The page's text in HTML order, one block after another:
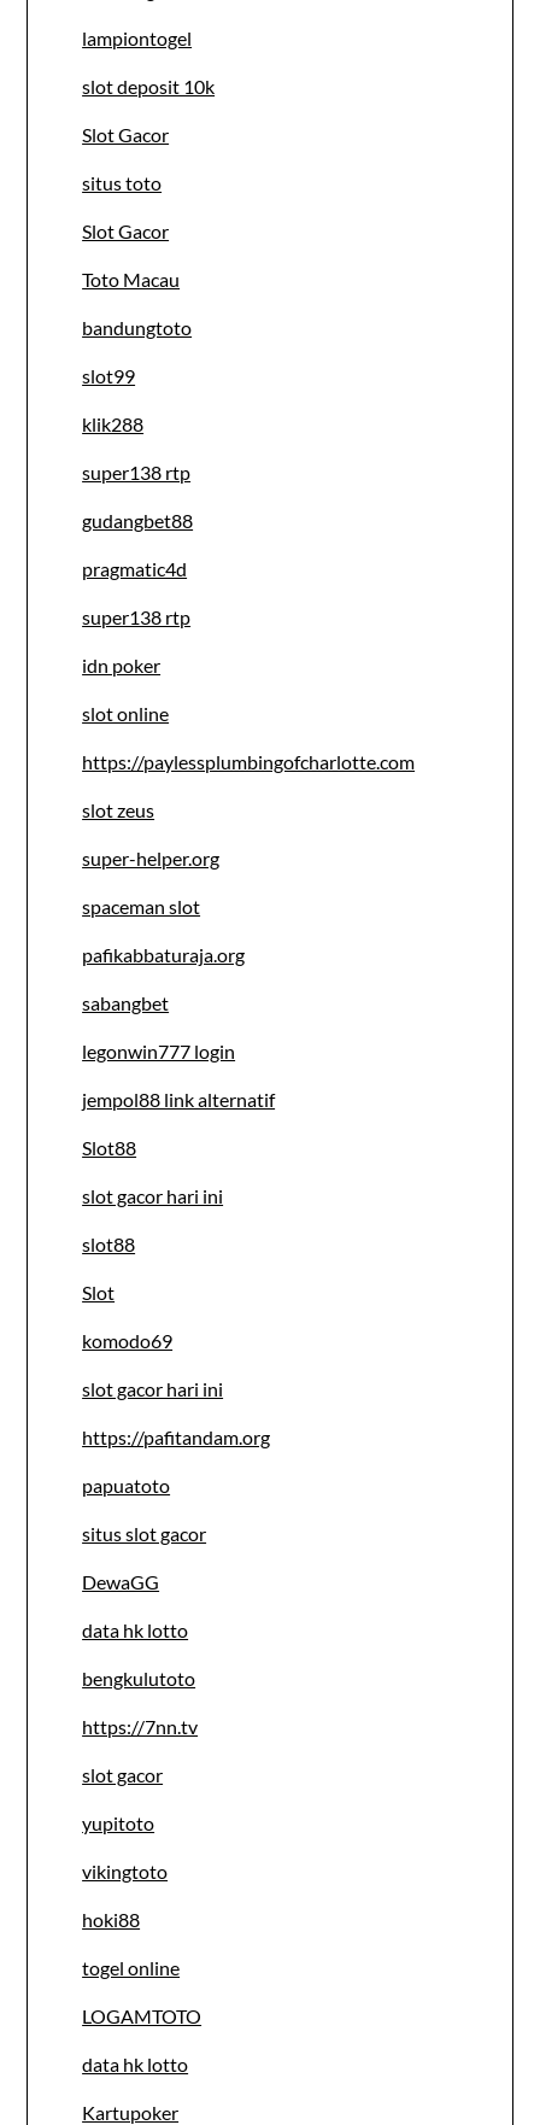
lampiontogel
slot deposit 10k
Slot Gacor
situs toto
Slot Gacor
Toto Macau
bandungtoto
slot99
klik288
super138 rtp
gudangbet88
pragmatic4d
super138 rtp
idn poker
slot online
https://paylessplumbingofcharlotte.com
slot zeus
super-helper.org
spaceman slot
pafikabbaturaja.org
sabangbet
legonwin777 login
jempol88 link alternatif
Slot88
slot gacor hari ini
slot88
Slot
komodo69
slot gacor hari ini
https://pafitandam.org
papuatoto
situs slot gacor
DewaGG
data hk lotto
bengkulutoto
https://7nn.tv
slot gacor
yupitoto
vikingtoto
hoki88
togel online
LOGAMTOTO
data hk lotto
Kartupoker